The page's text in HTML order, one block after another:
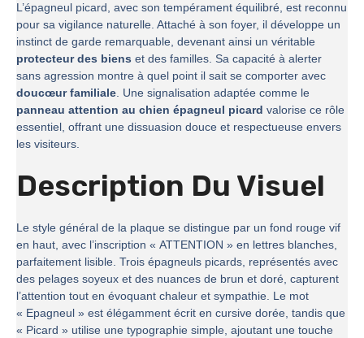
L’épagneul picard, avec son tempérament équilibré, est reconnu
pour sa vigilance naturelle. Attaché à son foyer, il développe un
instinct de garde remarquable, devenant ainsi un véritable
protecteur des biens et des familles. Sa capacité à alerter
sans agression montre à quel point il sait se comporter avec
doucœur familiale. Une signalisation adaptée comme le
panneau attention au chien épagneul picard valorise ce rôle
essentiel, offrant une dissuasion douce et respectueuse envers
les visiteurs.
Description Du Visuel
Le style général de la plaque se distingue par un fond rouge vif
en haut, avec l’inscription « ATTENTION » en lettres blanches,
parfaitement lisible. Trois épagneuls picards, représentés avec
des pelages soyeux et des nuances de brun et doré, capturent
l’attention tout en évoquant chaleur et sympathie. Le mot
« Epagneul » est élégamment écrit en cursive dorée, tandis que
« Picard » utilise une typographie simple, ajoutant une touche